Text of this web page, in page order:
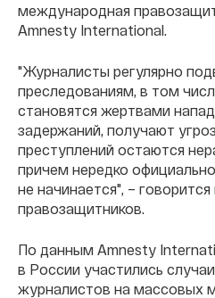
международная
Amnesty International.
"Журналисты регулярно
преследованиям, в том
становятся жертвами
задержаний, получают
преступлений остаются
причем нередко
не начинается", –
правозащитников.
По данным Amnesty
в России участились
журналистов на массовых